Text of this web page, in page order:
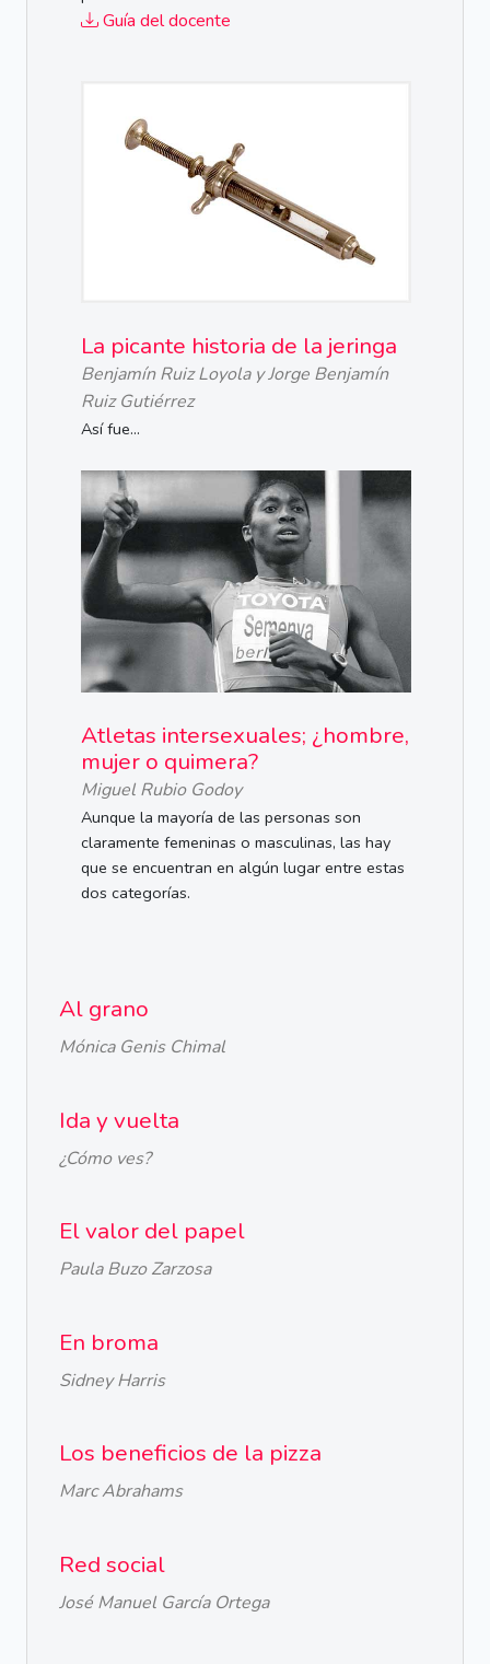
Guía del docente
La picante historia de la jeringa
Benjamín Ruiz Loyola y Jorge Benjamín
Ruiz Gutiérrez
Así fue...
Atletas intersexuales; ¿hombre,
mujer o quimera?
Miguel Rubio Godoy
Aunque la mayoría de las personas son
claramente femeninas o masculinas, las hay
que se encuentran en algún lugar entre estas
dos categorías.
Al grano
Mónica Genis Chimal
Ida y vuelta
¿Cómo ves?
El valor del papel
Paula Buzo Zarzosa
En broma
Sidney Harris
Los beneficios de la pizza
Marc Abrahams
Red social
José Manuel García Ortega